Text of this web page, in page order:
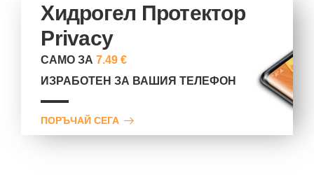
Хидрогел Протектор
Privacy
САМО ЗА7.49 €
ИЗРАБОТЕН ЗА ВАШИЯ ТЕЛЕФОН
ПОРЪЧАЙ СЕГА